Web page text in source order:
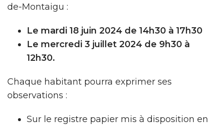
de-Montaigu :
Le mardi 18 juin 2024 de 14h30 à 17h30
Le mercredi 3 juillet 2024 de 9h30 à
12h30.
Chaque habitant pourra exprimer ses
observations :
Sur le registre papier mis à disposition en